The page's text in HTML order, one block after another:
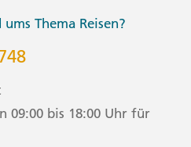
Thema Reisen?
09:00 bis 18:00 Uhr für